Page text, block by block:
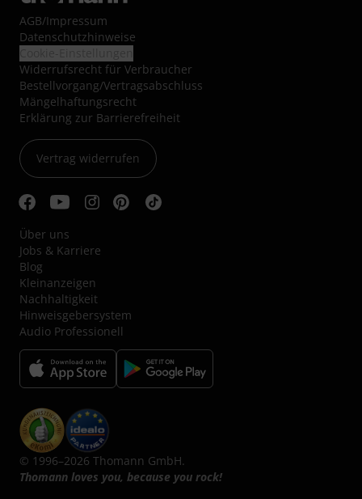
AGB/Impressum
Datenschutzhinweise
Widerrufsrecht für Verbraucher
Bestellvorgang/Vertragsabschluss
Mängelhaftungsrecht
Erklärung zur Barrierefreiheit
Vertrag widerrufen
Über uns
Jobs & Karriere
Blog
Kleinanzeigen
Nachhaltigkeit
Hinweisgebersystem
Audio Professionell
© 1996–2026 Thomann GmbH.
Thomann loves you, because you rock!